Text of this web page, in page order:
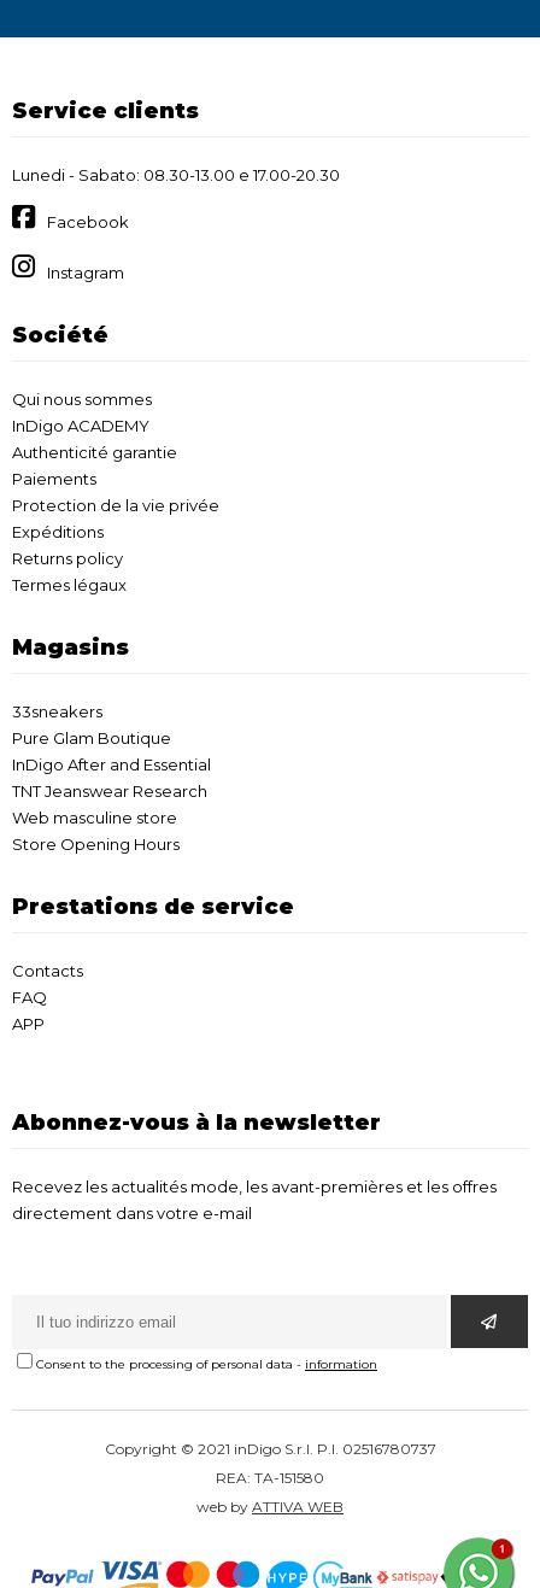
Service clients
Lunedi - Sabato: 08.30-13.00 e 17.00-20.30
Facebook
Instagram
Société
Qui nous sommes
InDigo ACADEMY
Authenticité garantie
Paiements
Protection de la vie privée
Expéditions
Returns policy
Termes légaux
Magasins
33sneakers
Pure Glam Boutique
InDigo After and Essential
TNT Jeanswear Research
Web masculine store
Store Opening Hours
Prestations de service
Contacts
FAQ
APP
Abonnez-vous à la newsletter
Recevez les actualités mode, les avant-premières et les offres
directement dans votre e-mail
Consent to the processing of personal data - information
Copyright © 2021 inDigo S.r.l. P.I. 02516780737
REA: TA-151580
web by ATTIVA WEB